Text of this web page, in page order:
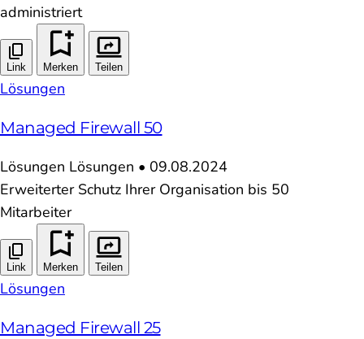
administriert
Link Merken Teilen
Lösungen
Managed Firewall 50
Lösungen Lösungen • 09.08.2024
Erweiterter Schutz Ihrer Organisation bis 50
Mitarbeiter
Link Merken Teilen
Lösungen
Managed Firewall 25